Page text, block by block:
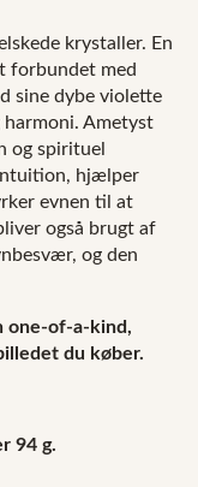
krystaller. En
forbundet med
sine dybe violette
harmoni. Ametyst
og spirituel
hjælper
evnen til at
også brugt af
og den
one-of-a-kind,
du køber.
94 g.